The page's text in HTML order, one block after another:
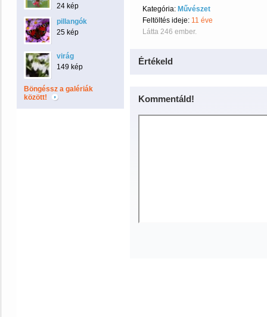
24 kép
pillangók
25 kép
virág
149 kép
Böngéssz a galériák
között!
Kategória: Művészet
Feltöltés ideje: 11 éve
Látta 246 ember.
Értékeld
Kommentáld!